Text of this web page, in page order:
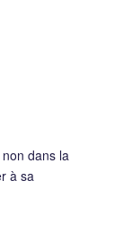
dans la
à sa